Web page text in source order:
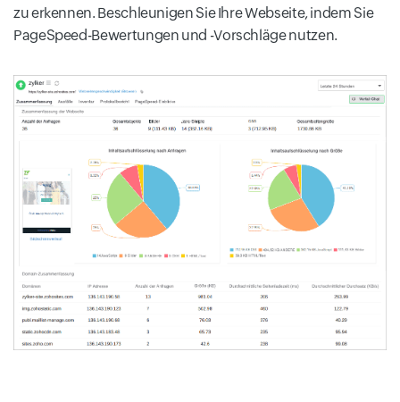
zu erkennen. Beschleunigen Sie Ihre Webseite, indem Sie
PageSpeed-Bewertungen und -Vorschläge nutzen.